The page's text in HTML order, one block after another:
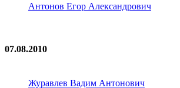
Антонов Егор Александрович
07.08.2010
Журавлев Вадим Антонович